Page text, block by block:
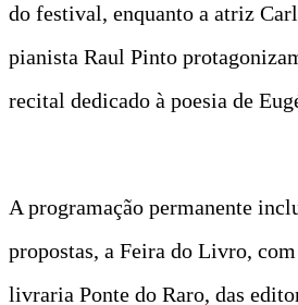
do festival, enquanto a atriz
pianista Raul Pinto
recital dedicado à poesia de
A programação permanente
propostas, a Feira do Livro,
livraria Ponte do Raro, das